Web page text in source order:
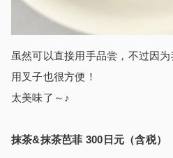
虽然可以直接用手品尝，不过因
用叉子也很方便！
太美味了～♪
抹茶&抹茶芭菲 300日元（含税）